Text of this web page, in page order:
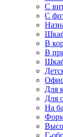
С
С
В
В
Для
Для
На
Г-